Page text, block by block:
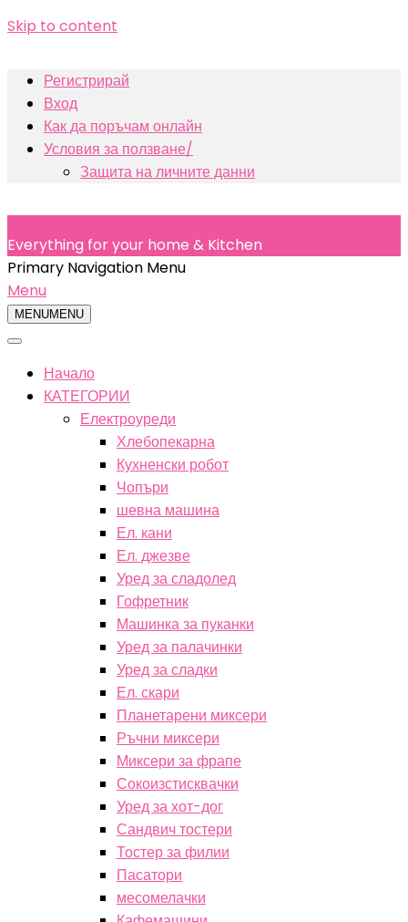
Skip to content
Регистрирай
Вход
Как да поръчам онлайн
Условия за ползване/
Защита на личните данни
Everything for your home & Kitchen
Primary Navigation Menu
Menu
MENUMENU
Начало
КАТЕГОРИИ
Електроуреди
Хлебопекарна
Кухненски робот
Чопъри
шевна машина
Ел. кани
Ел. джезве
Уред за сладолед
Гофретник
Машинка за пуканки
Уред за палачинки
Уред за сладки
Ел. скари
Планетарени миксери
Ръчни миксери
Миксери за фрапе
Сокоизстисквачки
Уред за хот-дог
Сандвич тостери
Тостер за филии
Пасатори
месомелачки